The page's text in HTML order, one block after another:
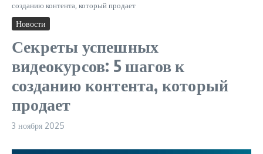
созданию контента, который продает
Новости
Секреты успешных
видеокурсов: 5 шагов к
созданию контента, который
продает
3 ноября 2025